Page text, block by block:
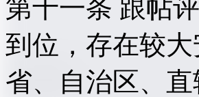
第十一条 跟帖
到位，存在较
省、自治区、